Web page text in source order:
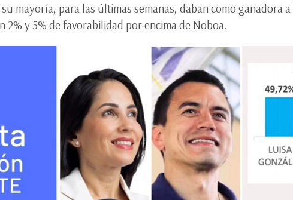
mayoría, para las últimas semanas, daban como ganadora
2% y 5% de favorabilidad por encima de Noboa.